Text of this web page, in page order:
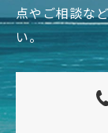
点やご相談な
い。